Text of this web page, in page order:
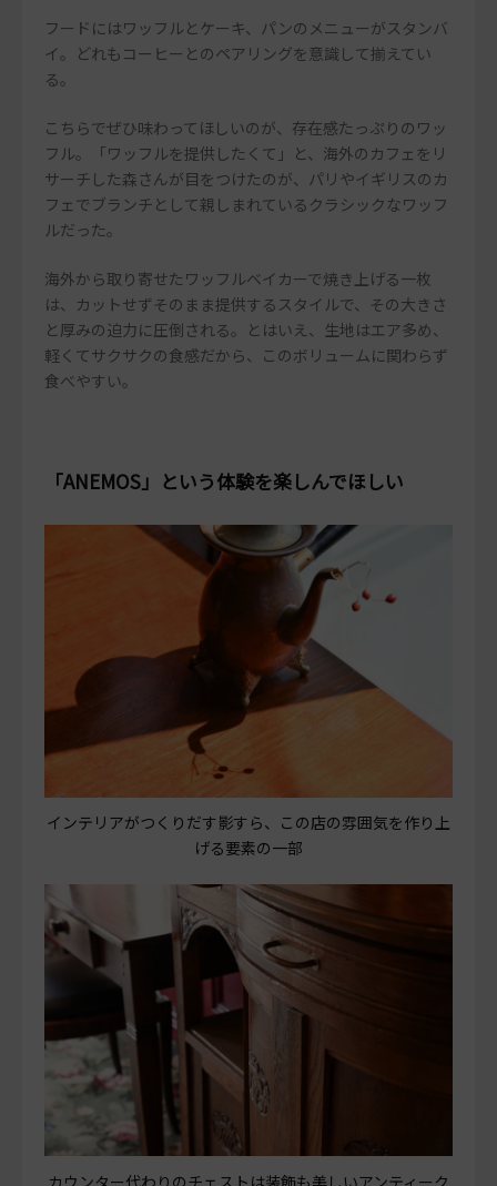
フードにはワッフルとケーキ、パンのメニューがスタンバ
イ。どれもコーヒーとのペアリングを意識して揃えてい
る。
こちらでぜひ味わってほしいのが、存在感たっぷりのワッ
フル。「ワッフルを提供したくて」と、海外のカフェをリ
サーチした森さんが目をつけたのが、パリやイギリスのカ
フェでブランチとして親しまれているクラシックなワッフ
ルだった。
海外から取り寄せたワッフルベイカーで焼き上げる一枚
は、カットせずそのまま提供するスタイルで、その大きさ
と厚みの迫力に圧倒される。とはいえ、生地はエア多め、
軽くてサクサクの食感だから、このボリュームに関わらず
食べやすい。
「ANEMOS」という体験を楽しんでほしい
インテリアがつくりだす影すら、この店の雰囲気を作り上
げる要素の一部
カウンター代わりのチェストは装飾も美しいアンティーク